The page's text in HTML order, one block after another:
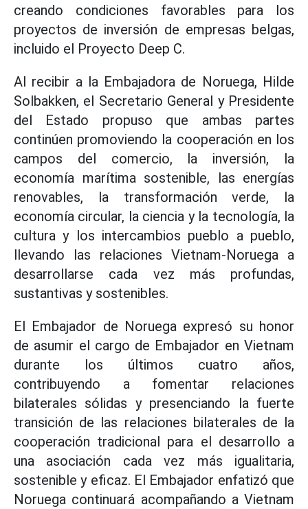
creando condiciones favorables para los
proyectos de inversión de empresas belgas,
incluido el Proyecto Deep C.
Al recibir a la Embajadora de Noruega, Hilde
Solbakken, el Secretario General y Presidente
del Estado propuso que ambas partes
continúen promoviendo la cooperación en los
campos del comercio, la inversión, la
economía marítima sostenible, las energías
renovables, la transformación verde, la
economía circular, la ciencia y la tecnología, la
cultura y los intercambios pueblo a pueblo,
llevando las relaciones Vietnam-Noruega a
desarrollarse cada vez más profundas,
sustantivas y sostenibles.
El Embajador de Noruega expresó su honor
de asumir el cargo de Embajador en Vietnam
durante los últimos cuatro años,
contribuyendo a fomentar relaciones
bilaterales sólidas y presenciando la fuerte
transición de las relaciones bilaterales de la
cooperación tradicional para el desarrollo a
una asociación cada vez más igualitaria,
sostenible y eficaz. El Embajador enfatizó que
Noruega continuará acompañando a Vietnam